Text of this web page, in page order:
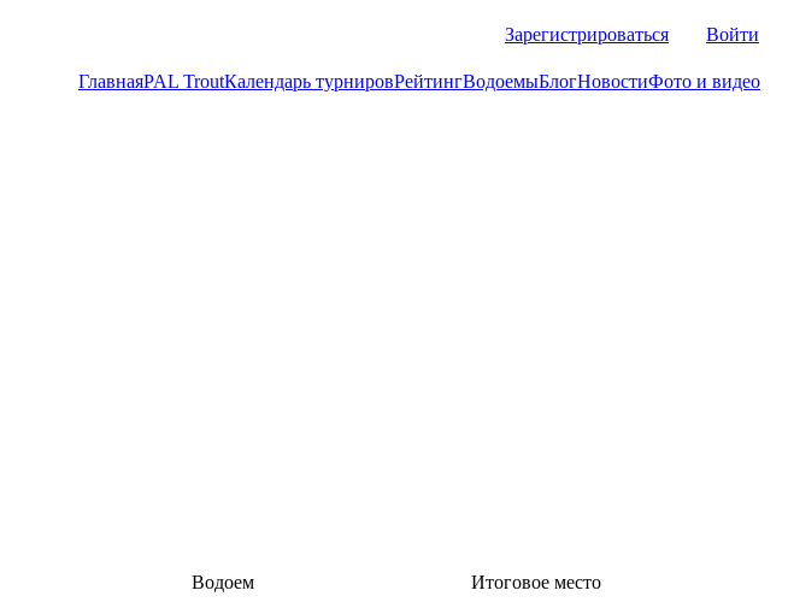
Зарегистрироваться Войти
ГлавнаяPAL TroutКалендарь турнировРейтингВодоемыБлогНовостиФото и видео
Водоем Итоговое место